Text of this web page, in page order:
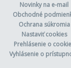
Novinky na e-mail
Obchodné
Ochrana súkromia
Nastaviť cookies
Prehlásenie o
Vyhlásenie o